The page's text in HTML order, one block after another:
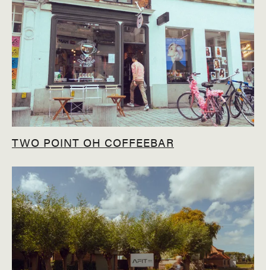
TWO POINT OH COFFEEBAR